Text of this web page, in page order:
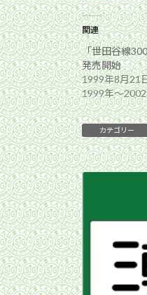
関連
「世田谷線
発売開始
1999年8月21
1999年〜
カテゴリー